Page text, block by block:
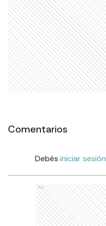
Comentarios
Debés iniciar sesión
Ads